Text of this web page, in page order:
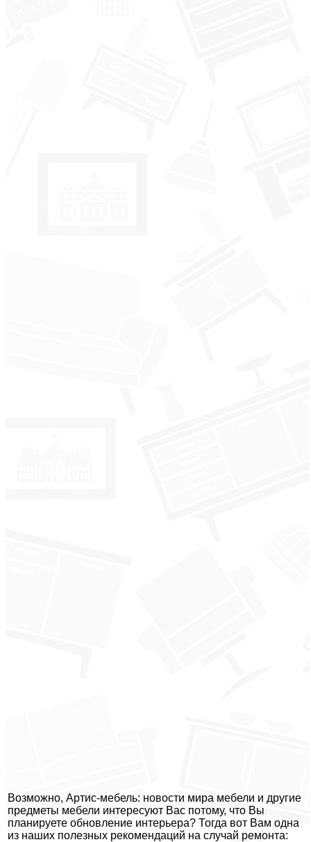
Возможно, Артис-мебель: новости мира мебели и другие
предметы мебели интересуют Вас потому, что Вы
планируете обновление интерьера? Тогда вот Вам одна
из наших полезных рекомендаций на случай ремонта: